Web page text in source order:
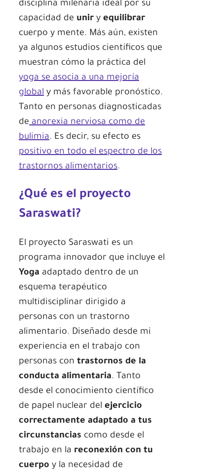
disciplina milenaria ideal por su
capacidad de uniry equilibrar
cuerpo y mente. Más aún, existen
ya algunos estudios científicos que
muestran cómo la práctica del
yoga se asocia a una mejoría
global y más favorable pronóstico.
Tanto en personas diagnosticadas
deanorexia nerviosa como de
bulimia. Es decir, su efecto es
positivo en todo el espectro de los
trastornos alimentarios.
¿Qué es el proyecto
Saraswati?
El proyecto Saraswati es un
programa innovador que incluye el
Yoga adaptado dentro de un
esquema terapéutico
multidisciplinar dirigido a
personas con un trastorno
alimentario. Diseñado desde mi
experiencia en el trabajo con
personas con trastornos de la
conducta alimentaria. Tanto
desde el conocimiento científico
de papel nuclear del ejercicio
correctamente adaptado a tus
circunstancias como desde el
trabajo en la reconexión con tu
cuerpo y la necesidad de